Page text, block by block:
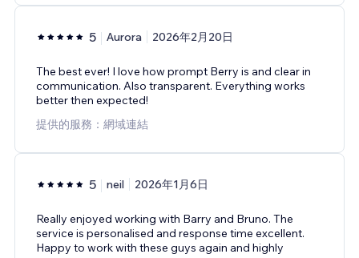
5 Aurora 2026年2月20日
The best ever! I love how prompt Berry is and clear in
communication. Also transparent. Everything works
better then expected!
提供的服務：網域連結
5 neil 2026年1月6日
Really enjoyed working with Barry and Bruno. The
service is personalised and response time excellent.
Happy to work with these guys again and highly